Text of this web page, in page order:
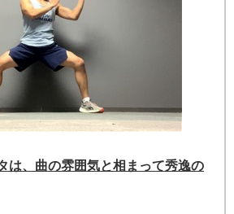
は、曲の雰囲気と相まって秀逸の